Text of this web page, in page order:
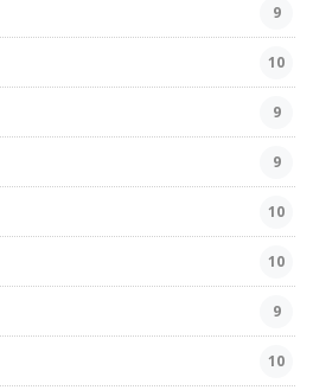
9
10
9
9
10
10
9
10